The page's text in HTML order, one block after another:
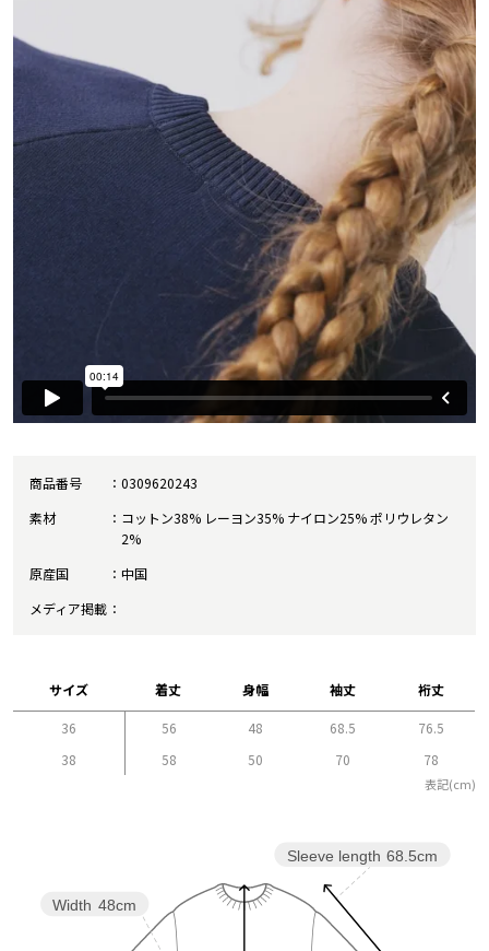
商品番号
0309620243
素材
コットン38% レーヨン35% ナイロン25% ポリウレタン
2%
原産国
中国
メディア掲載
サイズ 着丈 身幅 袖丈 裄丈
36 56 48 68.5
76.5
38
58 50 70 78
表記(cm)
Sleeve length 68.5cm
Width 48cm